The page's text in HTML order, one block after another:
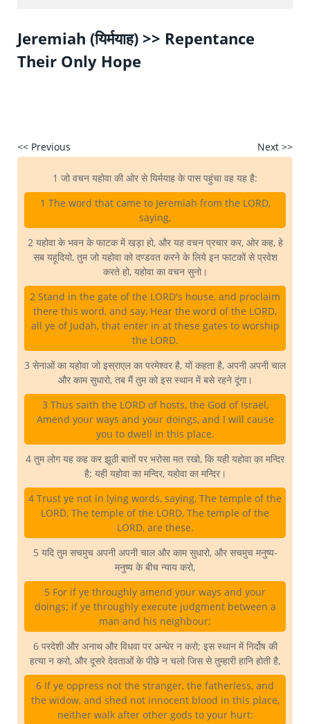
Jeremiah (यिर्मयाह) >> Repentance
Their Only Hope
<< Previous Next >>
1 जो वचन यहोवा की ओर से यिर्मयाह के पास पहुंचा वह यह है:
1 The word that came to Jeremiah from the LORD,
saying,
2 यहोवा के भवन के फाटक में खड़ा हो, और यह वचन प्रचार कर, ओर कह, हे
सब यहूदियो, तुम जो यहोवा को दण्डवत करने के लिये इन फाटकों से प्रवेश
करते हो, यहोवा का वचन सुनो।
2 Stand in the gate of the LORD's house, and proclaim
there this word, and say, Hear the word of the LORD,
all ye of Judah, that enter in at these gates to worship
the LORD.
3 सेनाओं का यहोवा जो इस्राएल का परमेश्वर है, यों कहता है, अपनी अपनी चाल
और काम सुधारो, तब मैं तुम को इस स्थान में बसे रहने दूंगा।
3 Thus saith the LORD of hosts, the God of Israel,
Amend your ways and your doings, and I will cause
you to dwell in this place.
4 तुम लोग यह कह कर झूठी बातों पर भरोसा मत रखो, कि यही यहोवा का मन्दिर
है; यही यहोवा का मन्दिर, यहोवा का मन्दिर।
4 Trust ye not in lying words, saying, The temple of the
LORD, The temple of the LORD, The temple of the
LORD, are these.
5 यदि तुम सचमुच अपनी अपनी चाल और काम सुधारो, और सचमुच मनुष्य-
मनुष्य के बीच न्याय करो,
5 For if ye throughly amend your ways and your
doings; if ye throughly execute judgment between a
man and his neighbour;
6 परदेशी और अनाथ और विधवा पर अन्धेर न करो; इस स्थान में निर्दोष की
हत्या न करो, और दूसरे देवताओं के पीछे न चलो जिस से तुम्हारी हानि होती है,
6 If ye oppress not the stranger, the fatherless, and
the widow, and shed not innocent blood in this place,
neither walk after other gods to your hurt: